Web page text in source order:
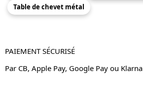
Table de chevet métal
PAIEMENT SÉCURISÉ
Par CB, Apple Pay, Google Pay ou Klarna